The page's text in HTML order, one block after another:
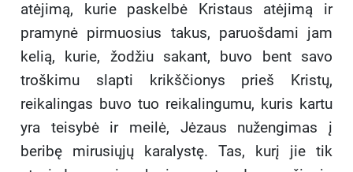
atėjimą, kurie paskelbė Kristaus atėjimą ir
pramynė pirmuosius takus, paruošdami jam
kelią, kurie, žodžiu sakant, buvo bent savo
troškimu slapti krikščionys prieš Kristų,
reikalingas buvo tuo reikalingumu, kuris kartu
yra teisybė ir meilė, Jėzaus nužengimas į
beribę mirusiųjų karalystę. Tas, kurį jie tik